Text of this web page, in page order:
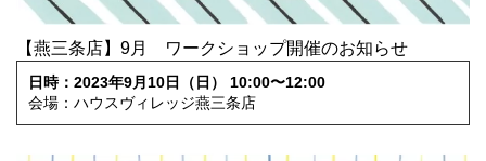
【燕三条店】9月 ワークショップ開催のお知らせ
日時：2023年9月10日（日） 10:00〜12:00
会場：ハウスヴィレッジ燕三条店